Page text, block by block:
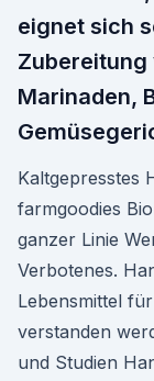
eignet sich
Zubereitung
Marinaden,
Kaltgepresstes
farmgoodies
ganzer Linie
Verbotenes.
Lebensmittel
verstanden
und Studien